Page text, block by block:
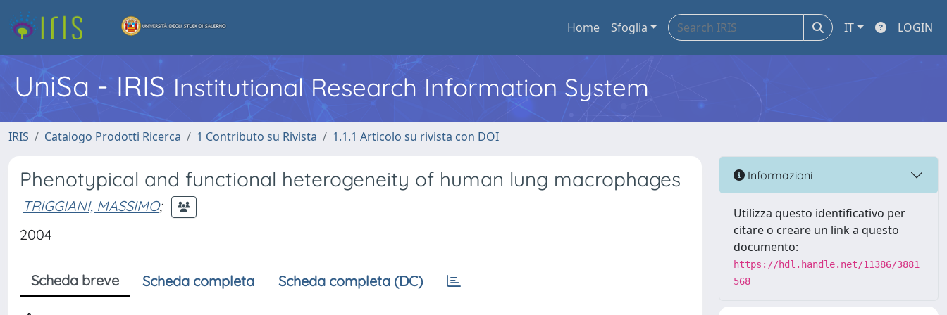
Home Sfoglia IT LOGIN
UniSa - IRIS Institutional Research Information System
IRIS Catalogo Prodotti Ricerca 1 Contributo su Rivista 1.1.1 Articolo su rivista con DOI
Phenotypical and functional heterogeneity of human lung macrophages
TRIGGIANI, MASSIMO;
2004
Scheda breve Scheda completa Scheda completa (DC)
Informazioni
Utilizza questo identificativo per
citare o creare un link a questo
documento:
https://hdl.handle.net/11386/3881
568